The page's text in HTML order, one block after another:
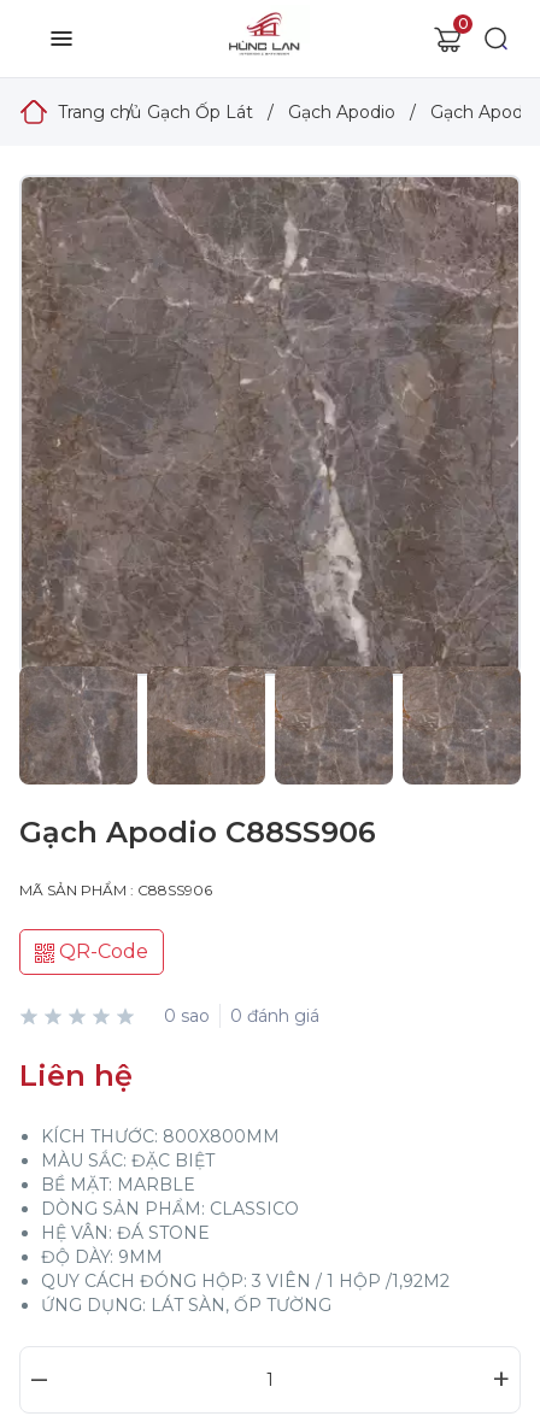
0
Trang chủ
/ Gạch Ốp Lát / Gạch Apodio / Gạch
Gạch Apodio C88SS906
MÃ SẢN PHẨM : C88SS906
QR-Code
0 sao 0 đánh giá
Liên hệ
KÍCH THƯỚC: 800X800MM
MÀU SẮC: ĐẶC BIỆT
BỀ MẶT: MARBLE
DÒNG SẢN PHẨM: CLASSICO
HỆ VÂN: ĐÁ STONE
ĐỘ DÀY: 9MM
QUY CÁCH ĐÓNG HỘP: 3 VIÊN / 1 HỘP /1,92M2
ỨNG DỤNG: LÁT SÀN, ỐP TƯỜNG
– +